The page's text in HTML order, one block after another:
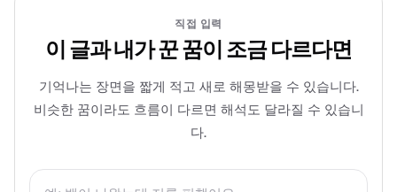
직접 입력
이 글과 내가 꾼 꿈이 조금 다르다면
기억나는 장면을 짧게 적고 새로 해몽받을 수 있습니다.
비슷한 꿈이라도 흐름이 다르면 해석도 달라질 수 있습니
다.